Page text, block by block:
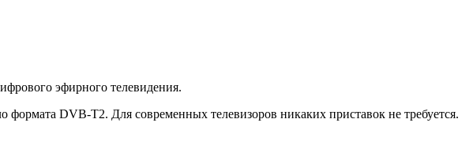
эфирного телевидения.
DVB-T2. Для современных телевизоров никаких приставок не требуется.